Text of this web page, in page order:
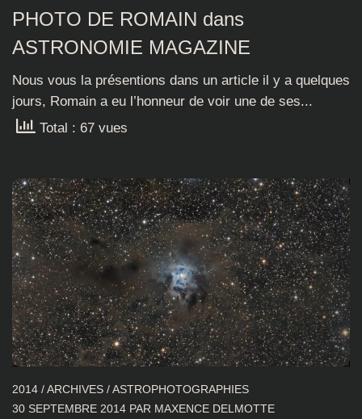
PHOTO DE ROMAIN dans
ASTRONOMIE MAGAZINE
Nous vous la présentions dans un article il y a quelques
jours, Romain a eu l’honneur de voir une de ses...
Total : 67 vues
2014 /ARCHIVES /ASTROPHOTOGRAPHIES
30 SEPTEMBRE 2014 PAR MAXENCE DELMOTTE